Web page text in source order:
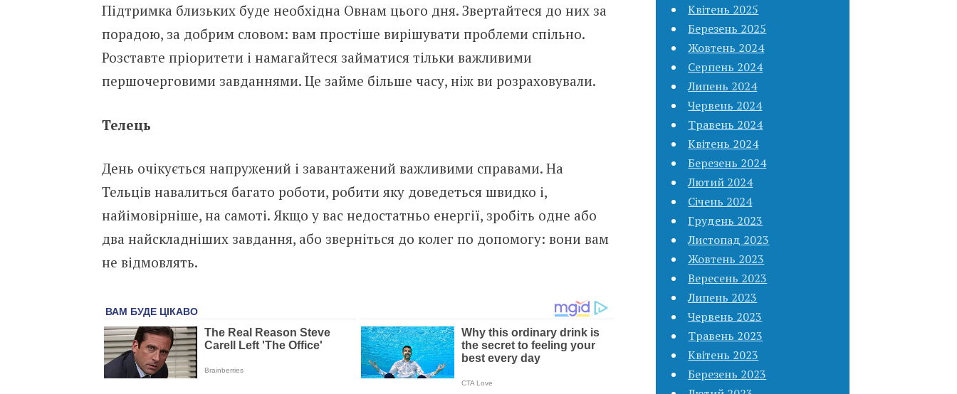
Підтримка близьких буде необхідна Овнам цього дня. Звертайтеся до них за
порадою, за добрим словом: вам простіше вирішувати проблеми спільно.
Розставте пріоритети і намагайтеся займатися тільки важливими
першочерговими завданнями. Це займе більше часу, ніж ви розраховували.
Телець
День очікується напружений і завантажений важливими справами. На
Тельців навалиться багато роботи, робити яку доведеться швидко і,
найімовірніше, на самоті. Якщо у вас недостатньо енергії, зробіть одне або
два найскладніших завдання, або зверніться до колег по допомогу: вони вам
не відмовлять.
Квітень 2025
Березень 2025
Жовтень 2024
Серпень 2024
Липень 2024
Червень 2024
Травень 2024
Квітень 2024
Березень 2024
Лютий 2024
Січень 2024
Грудень 2023
Листопад 2023
Жовтень 2023
Вересень 2023
Липень 2023
Червень 2023
Травень 2023
Квітень 2023
Березень 2023